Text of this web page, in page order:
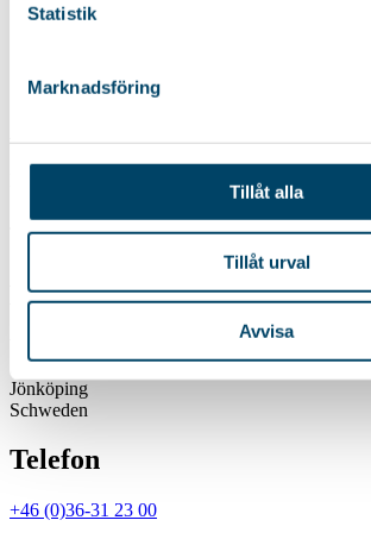
Statistik
Marknadsföring
Tillåt alla
Tillåt urval
Avvisa
Praktischer Wäscheständer, der sowohl bei
19,85 €
Jönköping
BESUCHSADRESSE
SE-553 02
Jönköping
Schweden
Telefon
+46 (0)36-31 23 00